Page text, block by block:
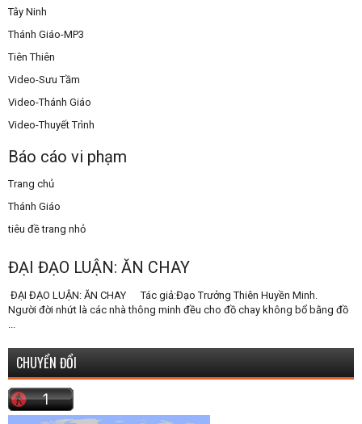
Tây Ninh
Thánh Giáo-MP3
Tiên Thiên
Video-Sưu Tầm
Video-Thánh Giáo
Video-Thuyết Trình
Báo cáo vi phạm
Trang chủ
Thánh Giáo
tiêu đề trang nhỏ
ĐẠI ĐẠO LUẬN: ĂN CHAY
ĐẠI ĐẠO LUẬN: ĂN CHAY Tác giả:Đạo Trưởng Thiên Huyền Minh.
Người đời nhứt là các nhà thông minh đều cho đồ chay không bổ bằng đồ
...
CHUYỂN ĐỔI